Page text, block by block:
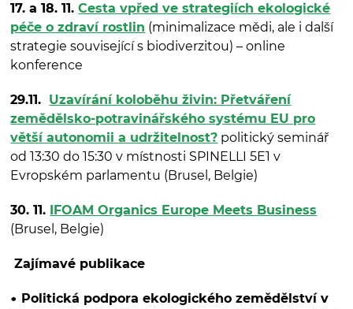
17. a 18. 11.Cesta vpřed ve strategiích ekologické
péče o zdraví rostlin (minimalizace mědi, ale i další
strategie související s biodiverzitou) – online
konference
29.11. Uzavírání koloběhu živin: Přetváření
zemědělsko-potravinářského systému EU pro
větší autonomii a udržitelnost? politický seminář
od 13:30 do 15:30 v místnosti SPINELLI 5E1 v
Evropském parlamentu (Brusel, Belgie)
30. 11. IFOAM Organics Europe Meets Business
(Brusel, Belgie)
Zajímavé publikace
Politická podpora ekologického zemědělství v